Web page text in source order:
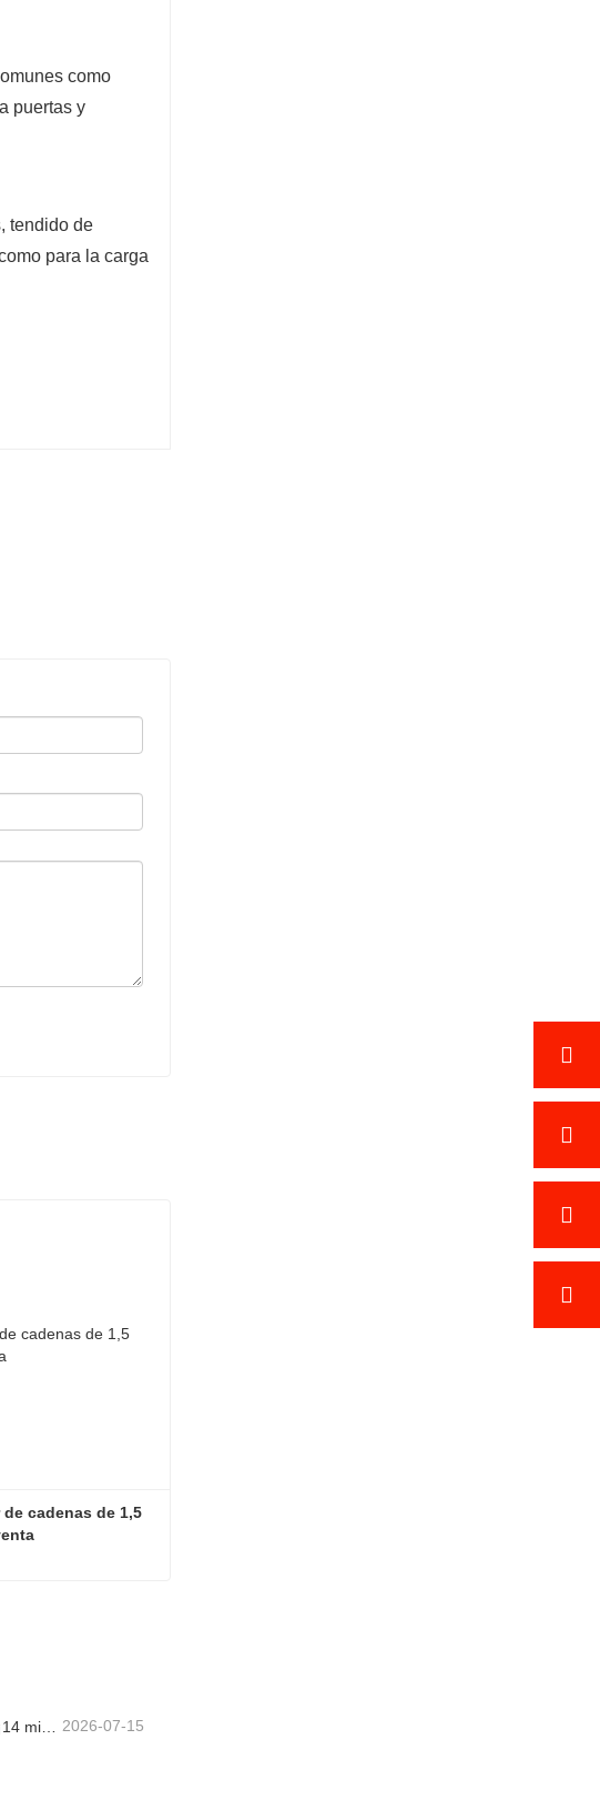
como
puertas y
tendido de
para la carga
cadenas de 1,5
Entrega eficiente, testigo de calidad: ¡14 miniexcavadoras de 1.8 toneladas han sido enviadas con éxito! 2026-07-15